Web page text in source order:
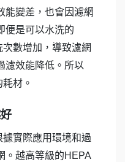
能變差，也會因濾網
便是可以水洗的
數增加，導致濾網
濾效能降低。所以
材。
實際應用環境和過
。越高等級的HEPA